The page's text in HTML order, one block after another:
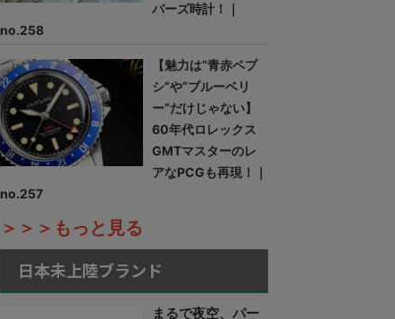
バーズ時計！｜
no.258
【魅力は“青赤ペプ
シ”や“ブルーベリ
ー”だけじゃない】
60年代ロレックス
GMTマスターのレ
アなPCGも再現！｜
no.257
＞＞＞もっと見る
日本未上陸ブランド
まるで夜空、パー